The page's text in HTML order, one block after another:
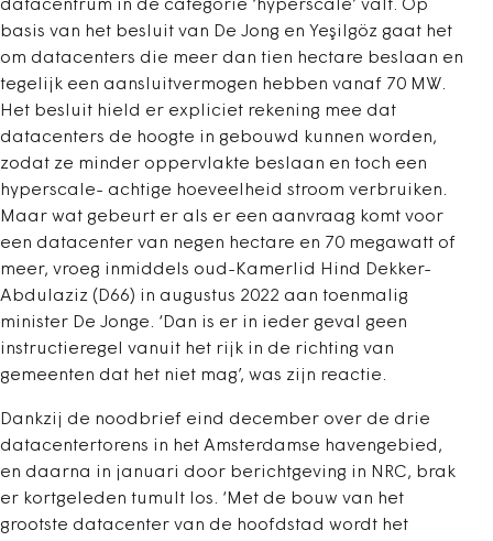
datacentrum in de categorie ‘hyperscale’ valt. Op
basis van het besluit van De Jong en Yeşilgöz gaat het
om datacenters die meer dan tien hectare beslaan en
tegelijk een aansluitvermogen hebben vanaf 70 MW.
Het besluit hield er expliciet rekening mee dat
datacenters de hoogte in gebouwd kunnen worden,
zodat ze minder oppervlakte beslaan en toch een
hyperscale- achtige hoeveelheid stroom verbruiken.
Maar wat gebeurt er als er een aanvraag komt voor
een datacenter van negen hectare en 70 megawatt of
meer, vroeg inmiddels oud-Kamerlid Hind Dekker-
Abdulaziz (D66) in augustus 2022 aan toenmalig
minister De Jonge. ‘Dan is er in ieder geval geen
instructieregel vanuit het rijk in de richting van
gemeenten dat het niet mag’, was zijn reactie.
Dankzij de noodbrief eind december over de drie
datacentertorens in het Amsterdamse havengebied,
en daarna in januari door berichtgeving in NRC, brak
er kortgeleden tumult los. ‘Met de bouw van het
grootste datacenter van de hoofdstad wordt het